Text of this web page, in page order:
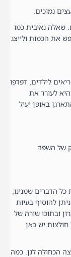
נמוכים.
שאלה נאיבית כמו
את הכמות ולייצג
לילדים, דפדפו
לעורר את
באופן יעיל
של השפה
הדברים שמנינו,
להוסיף בעיות
ובתוכו שורה של
יש כאן
הכחולה לגן. כמה